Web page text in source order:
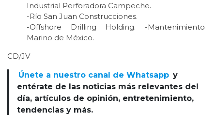
Industrial Perforadora Campeche.
-Río San Juan Construcciones.
-Offshore Drilling Holding. -Mantenimiento
Marino de México.
CD/JV
Únete a nuestro canal de Whatsapp y
entérate de las noticias más relevantes del
día, artículos de opinión, entretenimiento,
tendencias y más.